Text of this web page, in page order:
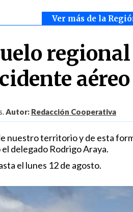
Ver más de la
aéreo
Autor: Redacción Cooperativa
nuestro territorio y de esta
delegado Rodrigo Araya.
el lunes 12 de agosto.